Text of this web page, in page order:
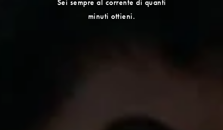
Sei sempre al corrente di quanti
minuti ottieni.